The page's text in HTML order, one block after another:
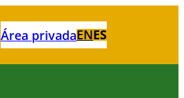
Área privadaENES